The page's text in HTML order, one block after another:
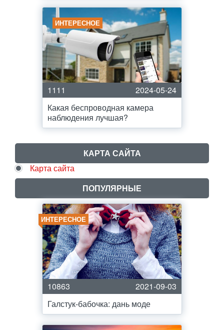
ИНТЕРЕСНОЕ
1111
2024-05-24
Какая беспроводная камера
наблюдения лучшая?
КАРТА САЙТА
Карта сайта
ПОПУЛЯРНЫЕ
ИНТЕРЕСНОЕ
10863
2021-09-03
Галстук-бабочка: дань моде